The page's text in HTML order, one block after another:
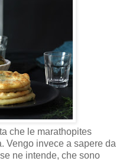
che le marathopites
Vengo invece a sapere da
ne intende, che sono